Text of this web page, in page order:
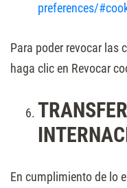
preferences/
Para poder revocar las
haga clic en Revocar
En cumplimiento de lo